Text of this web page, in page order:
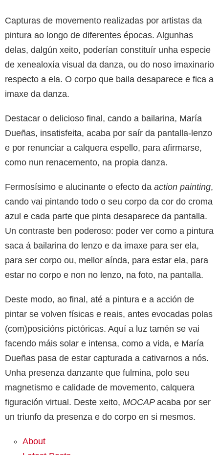
Capturas de movemento realizadas por artistas da
pintura ao longo de diferentes épocas. Algunhas
delas, dalgún xeito, poderían constituír unha especie
de xenealoxía visual da danza, ou do noso imaxinario
respecto a ela. O corpo que baila desaparece e fica a
imaxe da danza.
Destacar o delicioso final, cando a bailarina, María
Dueñas, insatisfeita, acaba por saír da pantalla-lenzo
e por renunciar a calquera espello, para afirmarse,
como nun renacemento, na propia danza.
Fermosísimo e alucinante o efecto da action painting,
cando vai pintando todo o seu corpo da cor do croma
azul e cada parte que pinta desaparece da pantalla.
Un contraste ben poderoso: poder ver como a pintura
saca á bailarina do lenzo e da imaxe para ser ela,
para ser corpo ou, mellor aínda, para estar ela, para
estar no corpo e non no lenzo, na foto, na pantalla.
Deste modo, ao final, até a pintura e a acción de
pintar se volven físicas e reais, antes evocadas polas
(com)posicións pictóricas. Aquí a luz tamén se vai
facendo máis solar e intensa, como a vida, e María
Dueñas pasa de estar capturada a cativarnos a nós.
Unha presenza danzante que fulmina, polo seu
magnetismo e calidade de movemento, calquera
figuración virtual. Deste xeito, MOCAP acaba por ser
un triunfo da presenza e do corpo en si mesmos.
About